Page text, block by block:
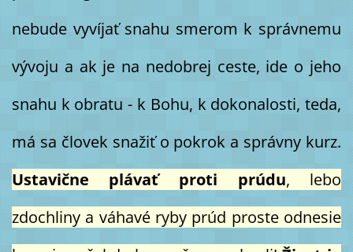
nebude vyvíjať snahu smerom k správnemu
vývoju a ak je na nedobrej ceste, ide o jeho
snahu k obratu - k Bohu, k dokonalosti, teda,
má sa človek snažiť o pokrok a správny kurz.
Ustavične plávať proti prúdu, lebo
zdochliny a váhavé ryby prúd proste odnesie